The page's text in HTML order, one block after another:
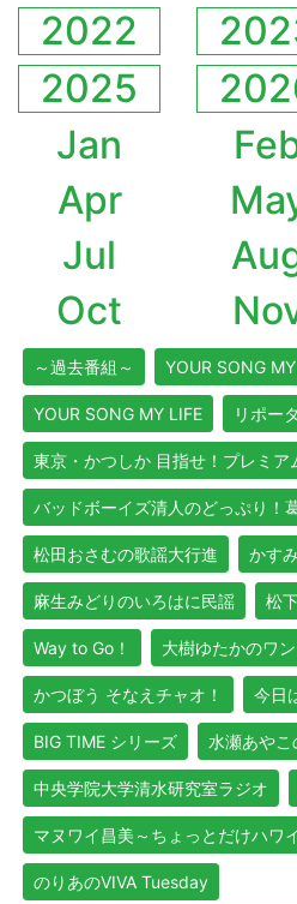
2022
2025
Jan
Apr
Jul
Oct
～過去番組～ YOUR SONG
YOUR SONG MY LIFE リポー
東京・かつしか 目指せ！プレミア
バッドボーイズ清人のどっぷり！
松田おさむの歌謡大行進 かす
麻生みどりのいろはに民謡 松
Way to Go！ 大樹ゆたかのワ
かつぼう そなえチャオ！ 今日
BIG TIME シリーズ 水瀬あや
中央学院大学清水研究室ラジオ
マヌワイ昌美～ちょっとだけハワ
のりあのVIVA Tuesday